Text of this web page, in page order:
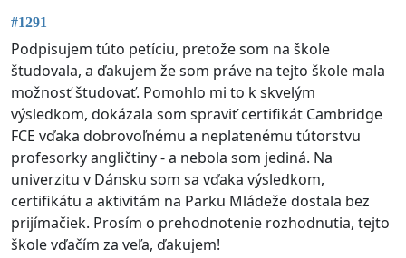
#1291
Podpisujem túto petíciu, pretože som na škole
študovala, a ďakujem že som práve na tejto škole mala
možnosť študovať. Pomohlo mi to k skvelým
výsledkom, dokázala som spraviť certifikát Cambridge
FCE vďaka dobrovoľnému a neplatenému tútorstvu
profesorky angličtiny - a nebola som jediná. Na
univerzitu v Dánsku som sa vďaka výsledkom,
certifikátu a aktivitám na Parku Mládeže dostala bez
prijímačiek. Prosím o prehodnotenie rozhodnutia, tejto
škole vďačím za veľa, ďakujem!